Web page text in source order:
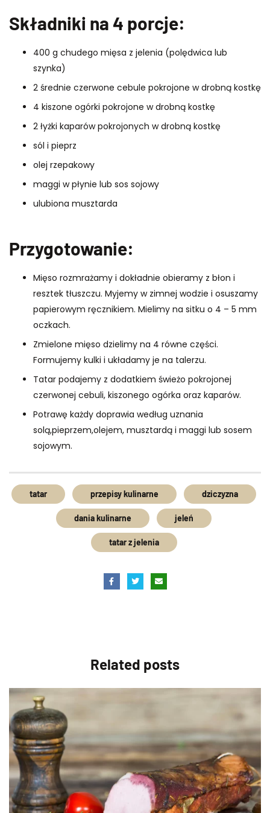
Składniki na 4 porcje:
400 g chudego mięsa z jelenia (polędwica lub
szynka)
2 średnie czerwone cebule pokrojone w drobną kostkę
4 kiszone ogórki pokrojone w drobną kostkę
2 łyżki kaparów pokrojonych w drobną kostkę
sól i pieprz
olej rzepakowy
maggi w płynie lub sos sojowy
ulubiona musztarda
Przygotowanie:
Mięso rozmrażamy i dokładnie obieramy z błon i
resztek tłuszczu. Myjemy w zimnej wodzie i osuszamy
papierowym ręcznikiem. Mielimy na sitku o 4 – 5 mm
oczkach.
Zmielone mięso dzielimy na 4 równe części.
Formujemy kulki i układamy je na talerzu.
Tatar podajemy z dodatkiem świeżo pokrojonej
czerwonej cebuli, kiszonego ogórka oraz kaparów.
Potrawę każdy doprawia według uznania
solą,pieprzem,olejem, musztardą i maggi lub sosem
sojowym.
tatar przepisy kulinarne dziczyzna
dania kulinarne jeleń
tatar z jelenia
Related posts